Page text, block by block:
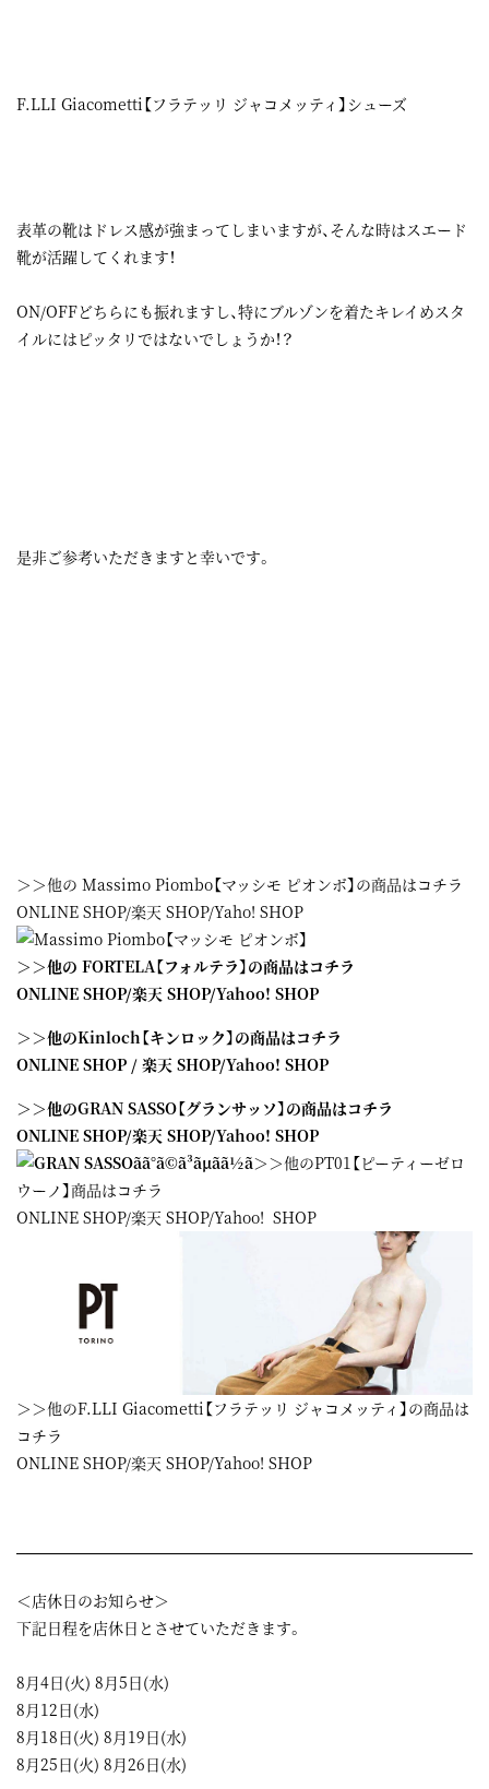
F.LLI Giacometti【フラテッリ ジャコメッティ】シューズ
表革の靴はドレス感が強まってしまいますが、そんな時はスエード
靴が活躍してくれます！
ON/OFFどちらにも振れますし、特にブルゾンを着たキレイめスタ
イルにはピッタリではないでしょうか！？
是非ご参考いただきますと幸いです。
＞＞他の Massimo Piombo【マッシモ ピオンボ】の商品はコチラ
ONLINE SHOP/楽天 SHOP/Yaho! SHOP
＞＞他の FORTELA【フォルテラ】の商品はコチラ
ONLINE SHOP/楽天 SHOP/Yahoo! SHOP
＞＞他のKinloch【キンロック】の商品はコチラ
ONLINE SHOP / 楽天 SHOP/Yahoo! SHOP
＞＞他のGRAN SASSO【グランサッソ】の商品はコチラ
ONLINE SHOP/楽天 SHOP/Yahoo! SHOP
＞＞他のPT01【ピーティーゼロ
ウーノ】商品はコチラ
ONLINE SHOP/楽天 SHOP/Yahoo! SHOP
＞＞他のF.LLI Giacometti【フラテッリ ジャコメッティ】の商品は
コチラ
ONLINE SHOP/楽天 SHOP/Yahoo! SHOP
＜店休日のお知らせ＞
下記日程を店休日とさせていただきます。
8月4日(火) 8月5日(水)
8月12日(水)
8月18日(火) 8月19日(水)
8月25日(火) 8月26日(水)